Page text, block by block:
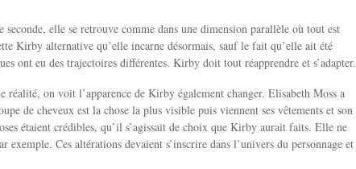
elle se retrouve comme dans une dimension parallèle où tout est
Kirby alternative qu’elle incarne désormais, sauf le fait qu’elle ait été
ont eu des trajectoires différentes. Kirby doit tout réapprendre et s’adapter.
réalité, on voit l’apparence de Kirby également changer. Elisabeth Moss a
de cheveux est la chose la plus visible puis viennent ses vêtements et son
étaient crédibles, qu’il s’agissait de choix que Kirby aurait faits. Elle ne
Ces altérations devaient s’inscrire dans l’univers du personnage et